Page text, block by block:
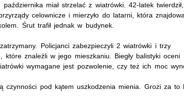
miał strzelać z wiatrówki. 42-latek twierdził,
celownicze i mierzyło do latarni, która
Śrut trafił jednak w budynek.
Policjanci zabezpieczyli 2 wiatrówki i trzy
które znaleźli w jego mieszkaniu. Biegły balistyki oceni
wymagane jest pozwolenie, czy też ich moc
czynności pod kątem uszkodzenia mienia. Grozi za